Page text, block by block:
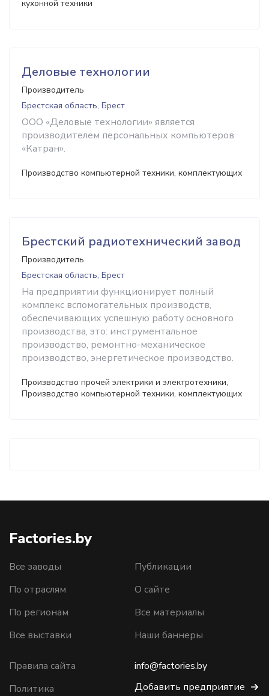
кухонной техники
Деловые технологии
Производитель
Брестская область, Брест
ООО «Деловые технологии» является
производителем персональных компьютеров
«Катран».
Производство компьютерной техники, комплектующих
Брестский радиотехнический завод
Производитель
Брестская область, Брест
На предприятии функционирует полный
комплекс вспомогательных производств,
обеспечивающих успешную работу основного
производства, это: инструментальное
производство, ремонтно-механическое
производство, энергетическое производство.
Производство прочей электрики и электротехники,
Производство компьютерной техники, комплектующих
Factories.by
Все заводы
По отраслям
По регионам
Все выставки
Публикации
О сайте
Все материалы
Наши баннеры
Правила сайта
Политика
info@factories.by
Добавить предприятие